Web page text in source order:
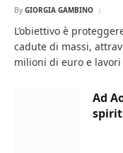
By GIORGIA GAMBINO
L’obiettivo è
cadute di massi,
milioni di euro e
Ad